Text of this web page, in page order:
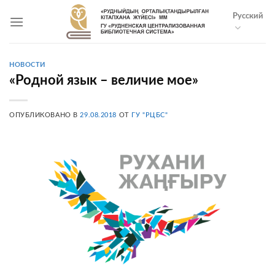
Русский
НОВОСТИ
«Родной язык – величие мое»
ОПУБЛИКОВАНО В29.08.2018 ОТ ГУ "РЦБС"